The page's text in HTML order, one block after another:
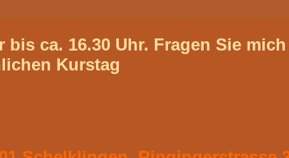
bis ca. 16.30 Uhr. Fragen Sie
Kurstag